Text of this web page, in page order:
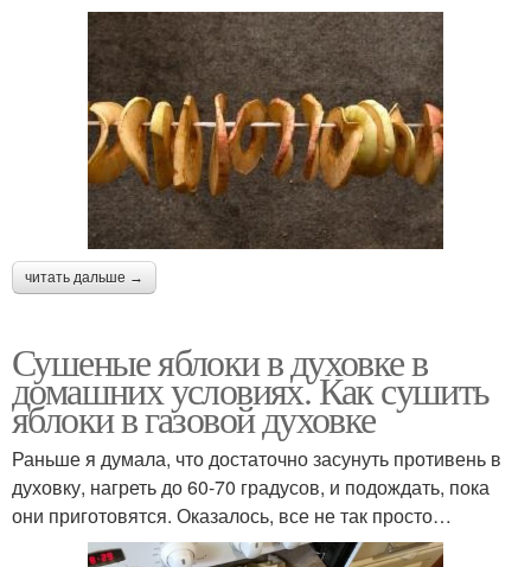
читать дальше →
Сушеные яблоки в духовке в
домашних условиях. Как сушить
яблоки в газовой духовке
Раньше я думала, что достаточно засунуть противень в
духовку, нагреть до 60-70 градусов, и подождать, пока
они приготовятся. Оказалось, все не так просто…